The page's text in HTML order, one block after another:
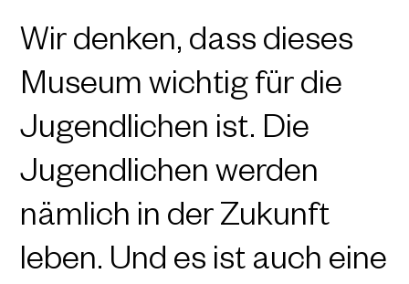
Wir denken, dass dieses
Museum wichtig für die
Jugendlichen ist. Die
Jugendlichen werden
nämlich in der Zukunft
leben. Und es ist auch eine